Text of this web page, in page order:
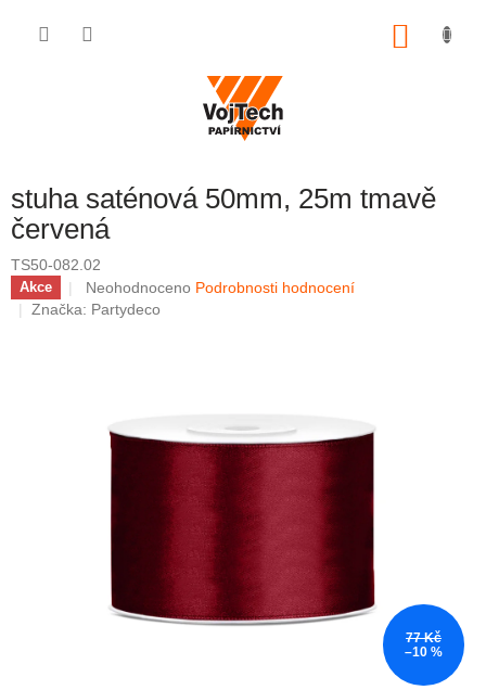
stuha saténová 50mm, 25m tmavě
červená
TS50-082.02
Akce Průměrné hodnocení produktu je 0,0 z 5 hvězdiček.
Neohodnoceno Podrobnosti hodnocení
Značka: Partydeco
77 Kč
–10 %